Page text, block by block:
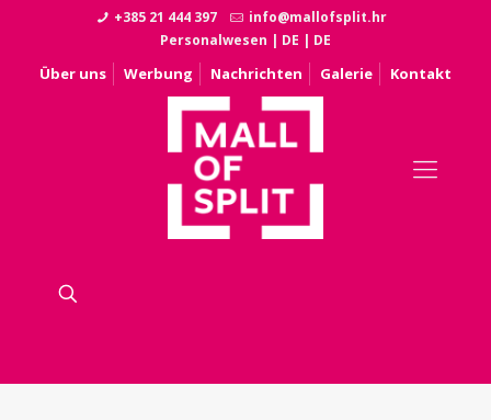
+385 21 444 397
info@mallofsplit.hr
Personalwesen | DE | DE
Über uns Werbung Nachrichten Galerie Kontakt